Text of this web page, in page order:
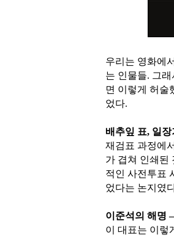
우리는 영화에
는 인물들. 그
면 이렇게 허술
었다.
배추잎 표, 일
재검표 과정에
가 겹쳐 인쇄된
적인 사전투표
었다는 논지였
이준석의 해명
이 대표는 이렇